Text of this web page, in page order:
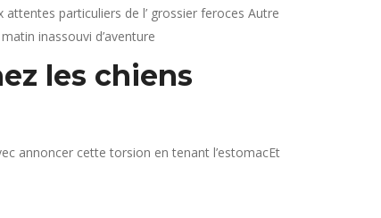
particuliers de l’ grossier feroces Autre
inassouvi d’aventure
les chiens
annoncer cette torsion en tenant l’estomacEt